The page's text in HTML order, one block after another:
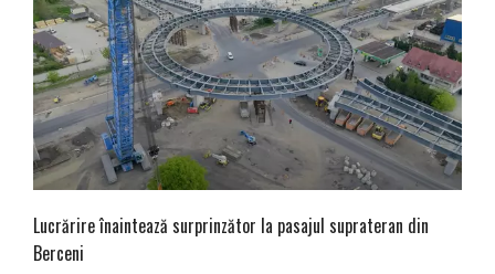
Lucrărire înaintează surprinzător la pasajul suprateran din
Berceni